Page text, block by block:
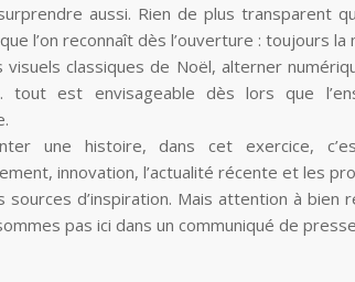
aussi. Rien de plus transparent
l’on reconnaît dès l’ouverture : toujours
visuels classiques de Noël, alterner
tout est envisageable dès lors que
une histoire, dans cet exercice,
innovation, l’actualité récente et les
sources d’inspiration. Mais attention à
pas ici dans un communiqué de